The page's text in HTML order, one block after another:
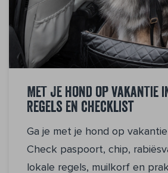
Met je hond op vakantie
Regels en checklist
Ga je met je hond op
Check paspoort, chip,
lokale regels, muilkorf en